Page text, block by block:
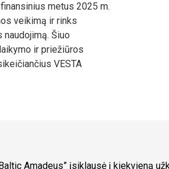
metus 2025 m.
veikimą ir rinks
Šiuo
ir priežiūros
VESTA
Amadeus” įsiklausė į kiekvieną